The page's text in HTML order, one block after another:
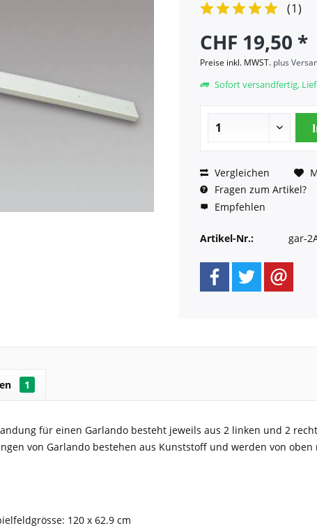
(1)
CHF 19,50 *
Preise inkl. MWST. plus
Sofort versandfertig,
Vergleichen
Fragen zum Artikel?
Empfehlen
Artikel-Nr.: gar-
1
für einen Garlando besteht jeweils aus 2 linken und 2
von Garlando bestehen aus Kunststoff und werden von
120 x 62.9 cm